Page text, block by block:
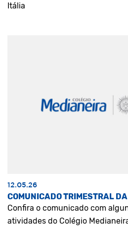
Itália
12.05.26
COMUNICADO TRIMESTRAL
Confira o comunicado com
atividades do Colégio